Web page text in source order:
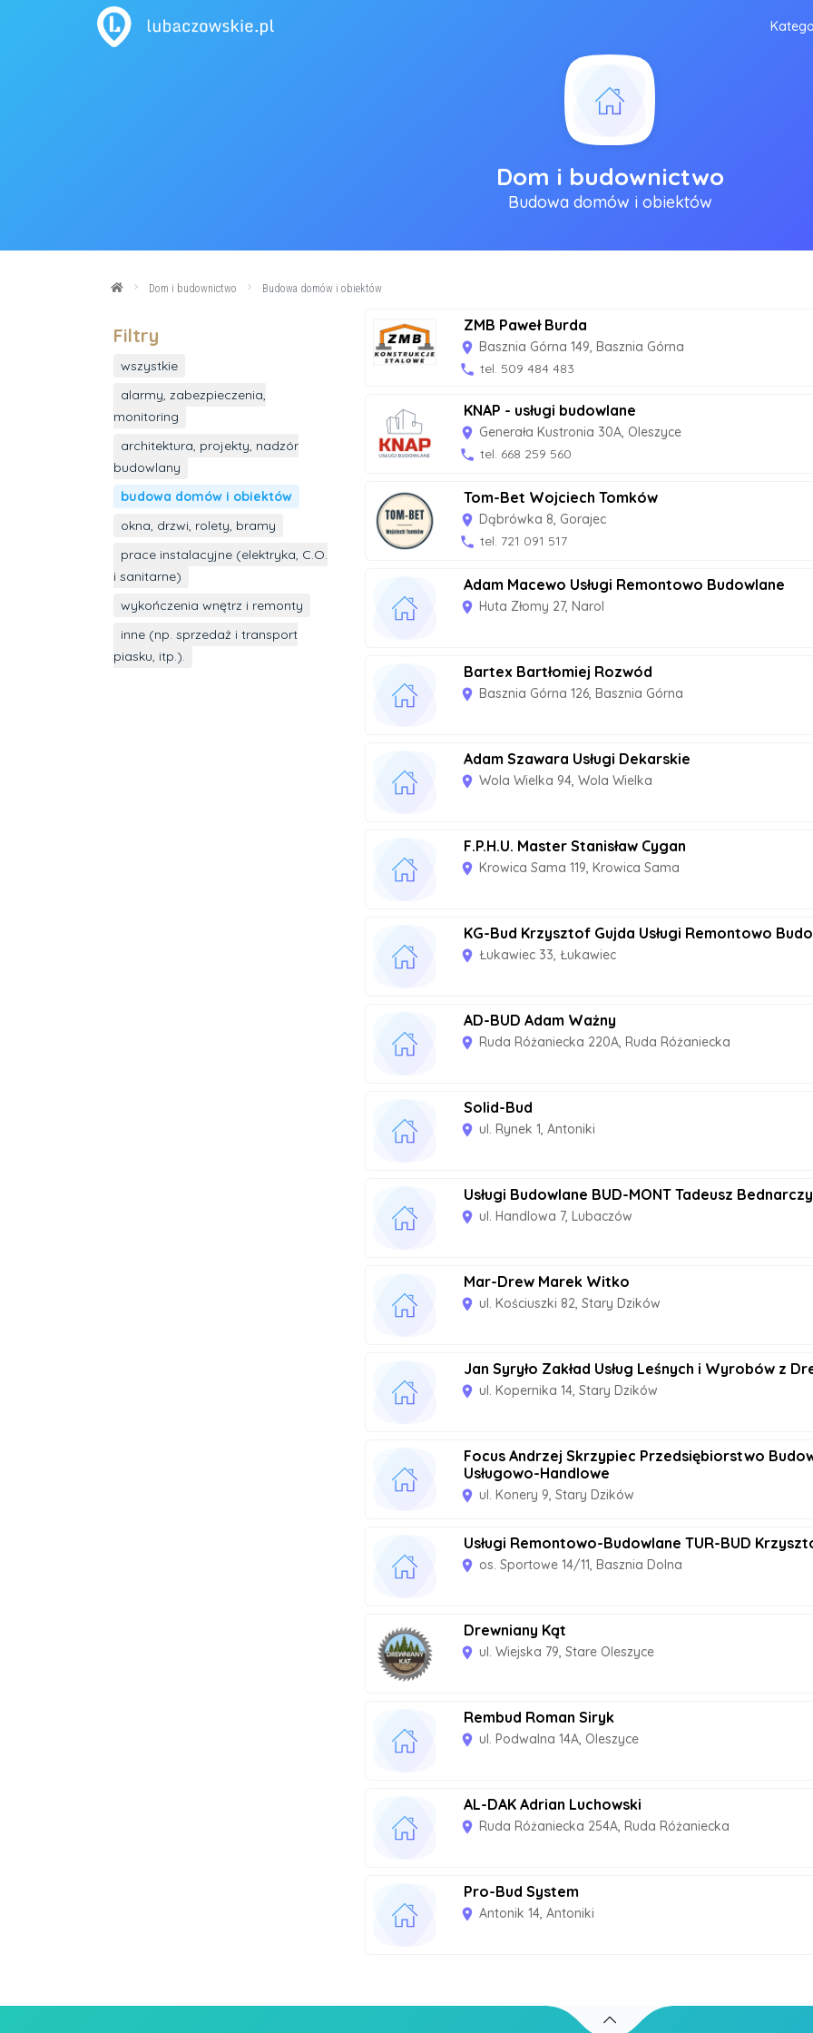
Dom i budownictwo
Budowa domów i obiektów
Dom i budownictwo Budowa domów i obiektów
Filtry
wszystkie
alarmy, zabezpieczenia,
monitoring
architektura, projekty, nadzór
budowlany
budowa domów i obiektów
okna, drzwi, rolety, bramy
prace instalacyjne (elektryka, C.O.
i sanitarne)
wykończenia wnętrz i remonty
inne (np. sprzedaż i transport
piasku, itp.).
ZMB Paweł Burda
room Basznia Górna 149, Basznia Górna
phone tel. 509 484 483
KNAP - usługi budowlane
room Generała Kustronia 30A, Oleszyce
phone tel. 668 259 560
Tom-Bet Wojciech Tomków
room Dąbrówka 8, Gorajec
phone tel. 721 091 517
Adam Macewo Usługi Remontowo Budowlane
room Huta Złomy 27, Narol
Bartex Bartłomiej Rozwód
room Basznia Górna 126, Basznia Górna
Adam Szawara Usługi Dekarskie
room Wola Wielka 94, Wola Wielka
F.P.H.U. Master Stanisław Cygan
room Krowica Sama 119, Krowica Sama
KG-Bud Krzysztof Gujda Usługi Remontowo
room Łukawiec 33, Łukawiec
AD-BUD Adam Ważny
room Ruda Różaniecka 220A, Ruda Różaniecka
Solid-Bud
room ul. Rynek 1, Antoniki
Usługi Budowlane BUD-MONT Tadeusz
room ul. Handlowa 7, Lubaczów
Mar-Drew Marek Witko
room ul. Kościuszki 82, Stary Dzików
Jan Syryło Zakład Usług Leśnych i Wyrobów z
room ul. Kopernika 14, Stary Dzików
Focus Andrzej Skrzypiec Przedsiębiorstwo
Usługowo-Handlowe
room ul. Konery 9, Stary Dzików
Usługi Remontowo-Budowlane TUR-BUD
room os. Sportowe 14/11, Basznia Dolna
Drewniany Kąt
room ul. Wiejska 79, Stare Oleszyce
Rembud Roman Siryk
room ul. Podwalna 14A, Oleszyce
AL-DAK Adrian Luchowski
room Ruda Różaniecka 254A, Ruda Różaniecka
Pro-Bud System
room Antonik 14, Antoniki